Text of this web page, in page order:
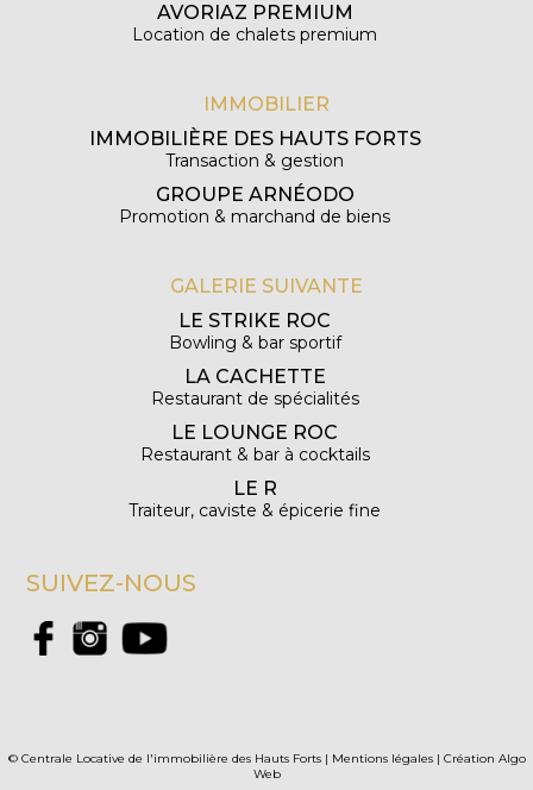
AVORIAZ PREMIUM
Location de chalets premium
IMMOBILIER
IMMOBILIÈRE DES HAUTS FORTS
Transaction & gestion
GROUPE ARNÉODO
Promotion & marchand de biens
GALERIE SUIVANTE
LE STRIKE ROC
Bowling & bar sportif
LA CACHETTE
Restaurant de spécialités
LE LOUNGE ROC
Restaurant & bar à cocktails
LE R
Traiteur, caviste & épicerie fine
SUIVEZ-NOUS
© Centrale Locative de l'immobilière des Hauts Forts | Mentions légales| Création Algo
Web